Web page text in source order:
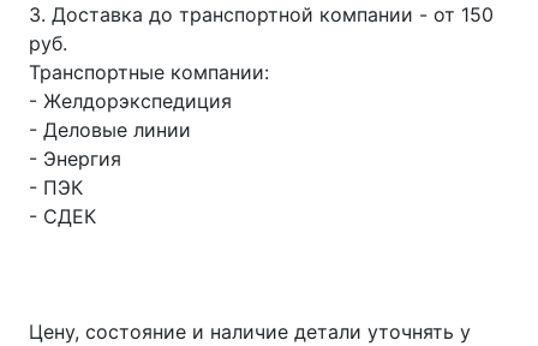
3. Доставка до транспортной компании - от 150
руб.
Транспортные компании:
- Желдорэкспедиция
- Деловые линии
- Энергия
- ПЭК
- СДЕК
Цену, состояние и наличие детали уточнять у